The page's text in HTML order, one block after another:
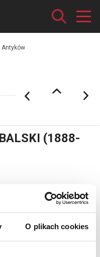
O plikach cookies
Antyków
(1888-
/ ZAWICHOST;